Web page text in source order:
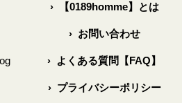
›【0189homme】とは
›お問い合わせ
› よくある質問【FAQ】
›プライバシーポリシー